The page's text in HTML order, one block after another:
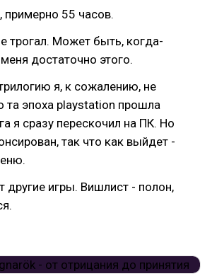
примерно 55 часов.
трогал. Может быть, когда-
достаточно этого.
я, к сожалению, не
та эпоха playstation прошла
я сразу перескочил на ПК. Но
так что как выйдет -
другие игры. Вишлист - полон,